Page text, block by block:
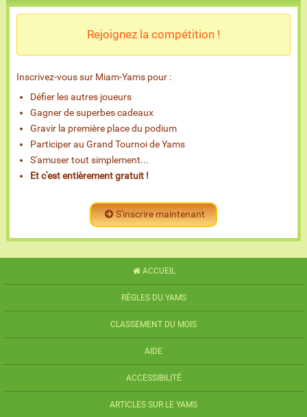
Rejoignez la compétition !
Inscrivez-vous sur Miam-Yams pour :
Défier les autres joueurs
Gagner de superbes cadeaux
Gravir la première place du podium
Participer au Grand Tournoi de Yams
S'amuser tout simplement...
Et c'est entièrement gratuit !
S'inscrire maintenant
ACCUEIL
RÈGLES DU YAMS
CLASSEMENT DU MOIS
AIDE
ACCESSIBILITÉ
ARTICLES SUR LE YAMS